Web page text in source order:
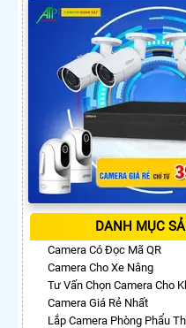
DANH MỤC
Camera Có Đọc Mã QR
Camera Cho Xe Nâng
Tư Vấn Chọn Camera Cho
Camera Giá Rẻ Nhất
Lắp Camera Phòng Phẩu